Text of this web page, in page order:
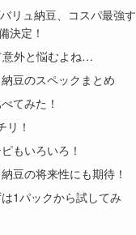
リュ納豆、コスパ最強す
決定！
外と悩むよね…
豆のスペックまとめ
てみた！
リ！
もいろいろ！
豆の将来性にも期待！
1パックから試してみ